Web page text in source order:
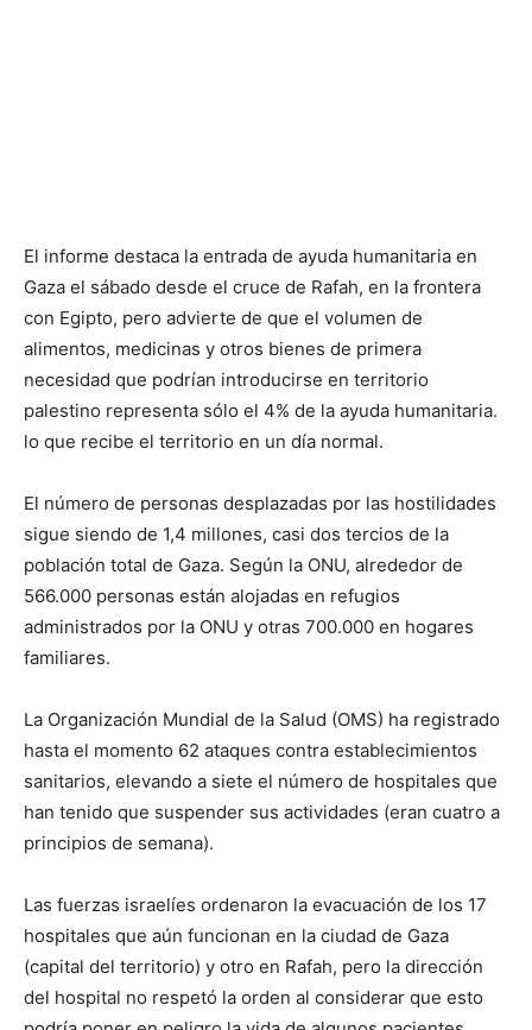
El informe destaca la entrada de ayuda humanitaria en
Gaza el sábado desde el cruce de Rafah, en la frontera
con Egipto, pero advierte de que el volumen de
alimentos, medicinas y otros bienes de primera
necesidad que podrían introducirse en territorio
palestino representa sólo el 4% de la ayuda humanitaria.
lo que recibe el territorio en un día normal.
El número de personas desplazadas por las hostilidades
sigue siendo de 1,4 millones, casi dos tercios de la
población total de Gaza. Según la ONU, alrededor de
566.000 personas están alojadas en refugios
administrados por la ONU y otras 700.000 en hogares
familiares.
La Organización Mundial de la Salud (OMS) ha registrado
hasta el momento 62 ataques contra establecimientos
sanitarios, elevando a siete el número de hospitales que
han tenido que suspender sus actividades (eran cuatro a
principios de semana).
Las fuerzas israelíes ordenaron la evacuación de los 17
hospitales que aún funcionan en la ciudad de Gaza
(capital del territorio) y otro en Rafah, pero la dirección
del hospital no respetó la orden al considerar que esto